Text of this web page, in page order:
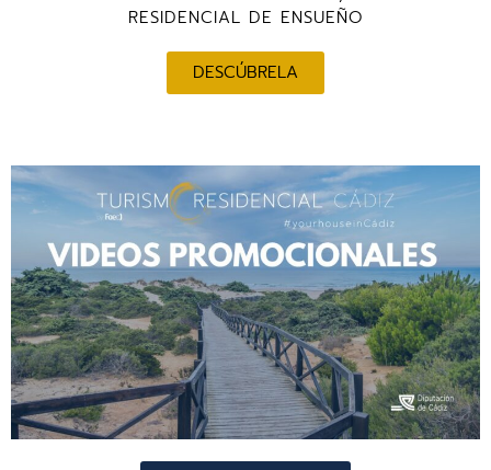
RESIDENCIAL DE ENSUEÑO
DESCÚBRELA